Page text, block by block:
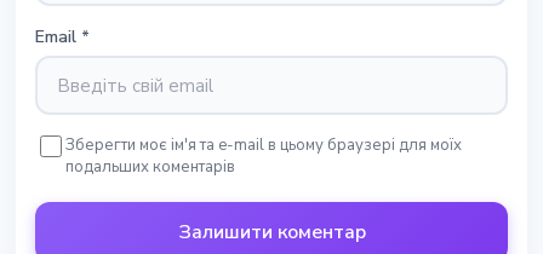
Email *
Зберегти моє ім'я та e-mail в цьому браузері для моїх
подальших коментарів
Залишити коментар